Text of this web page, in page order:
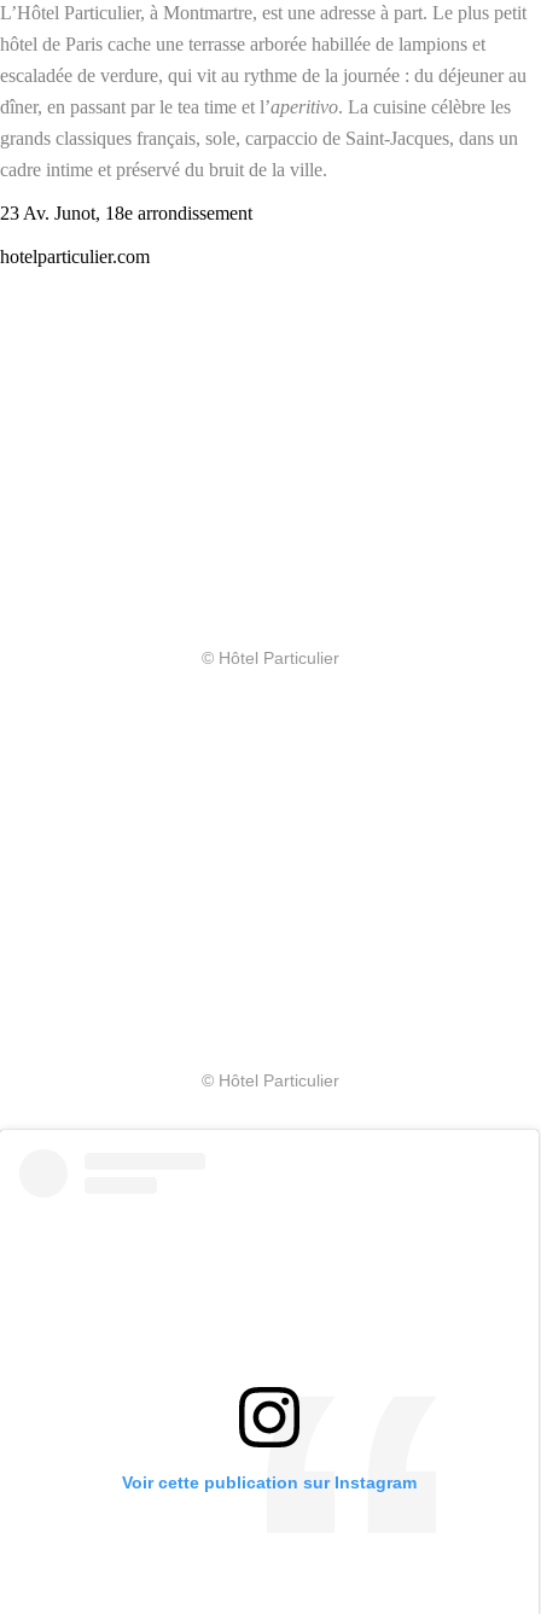
L’Hôtel Particulier, à Montmartre, est une adresse à part. Le plus petit
hôtel de Paris cache une terrasse arborée habillée de lampions et
escaladée de verdure, qui vit au rythme de la journée : du déjeuner au
dîner, en passant par le tea time et l’aperitivo. La cuisine célèbre les
grands classiques français, sole, carpaccio de Saint-Jacques, dans un
cadre intime et préservé du bruit de la ville.
23 Av. Junot, 18e arrondissement
hotelparticulier.com
© Hôtel Particulier
© Hôtel Particulier
Voir cette publication sur Instagram